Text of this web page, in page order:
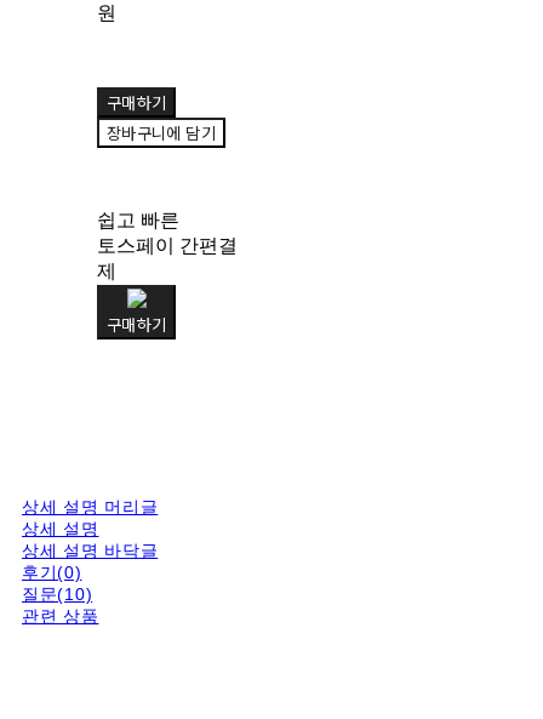
원
구매하기
장바구니에 담기
쉽고 빠른
토스페이 간편결
제
구매하기
상세 설명 머리글
상세 설명
상세 설명 바닥글
후기(0)
질문(10)
관련 상품